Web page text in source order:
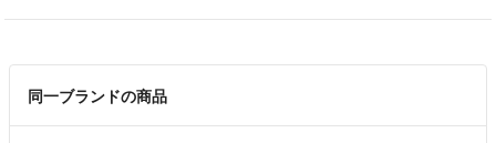
同一ブランドの商品